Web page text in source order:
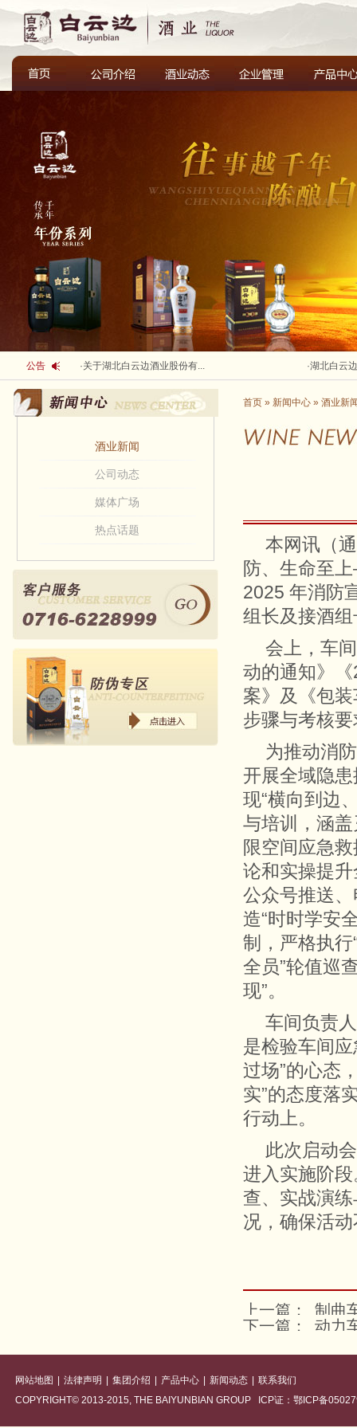
公告 ·关于湖北白云边酒业股份有... ·湖北白云
酒业新闻
公司动态
媒体广场
热点话题
首页 » 新闻中心 » 酒业新
本网讯（
防、生命至
2025 年消防
组长及接酒
会上，车
动的通知》
案》及《包
步骤与考核
为推动消
开展全域隐
现“横向到边
与培训，涵
限空间应急
论和实操提
公众号推送
造“时时学安
制，严格执行
全员”轮值巡
现”。
车间负责
是检验车间
过场”的心态
实”的态度落
行动上。
此次启动
进入实施阶
查、实战演
况，确保活
上一篇：
制曲
下一篇：
动力
网站地图 法律声明 集团介绍 产品中心 新闻动态
联系我们
COPYRIGHT© 2013-2015, THE BAIYUNBIAN GROUP ICP证：鄂ICP备